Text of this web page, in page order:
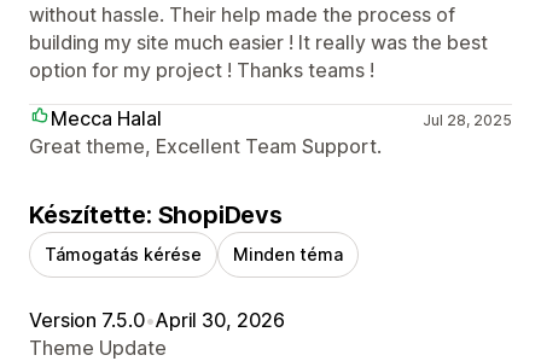
without hassle. Their help made the process of
building my site much easier ! It really was the best
option for my project ! Thanks teams !
Mecca Halal
Jul 28, 2025
Great theme, Excellent Team Support.
Készítette: ShopiDevs
Támogatás kérése Minden téma
Version 7.5.0•April 30, 2026
Theme Update